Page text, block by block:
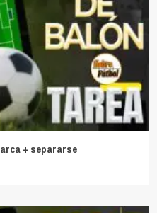
+ separarse